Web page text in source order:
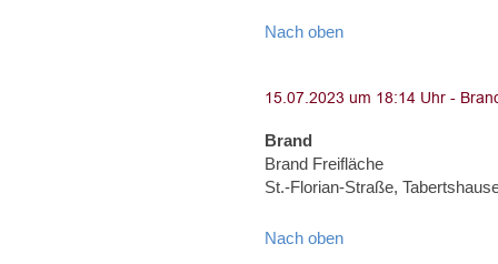
Nach oben
Brand
Brand Freifläche
St.-Florian-Straße,
Nach oben